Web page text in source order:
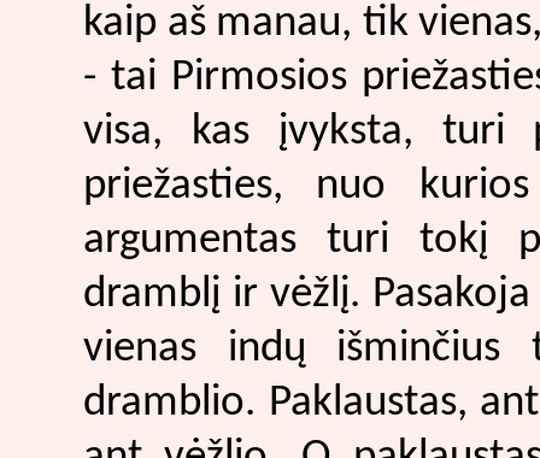
kaip aš manau, tik
- tai Pirmosios
visa, kas įvyksta, turi
priežasties, nuo
argumentas turi tokį
dramblį ir vėžlį.
vienas indų
dramblio. Paklaustas,